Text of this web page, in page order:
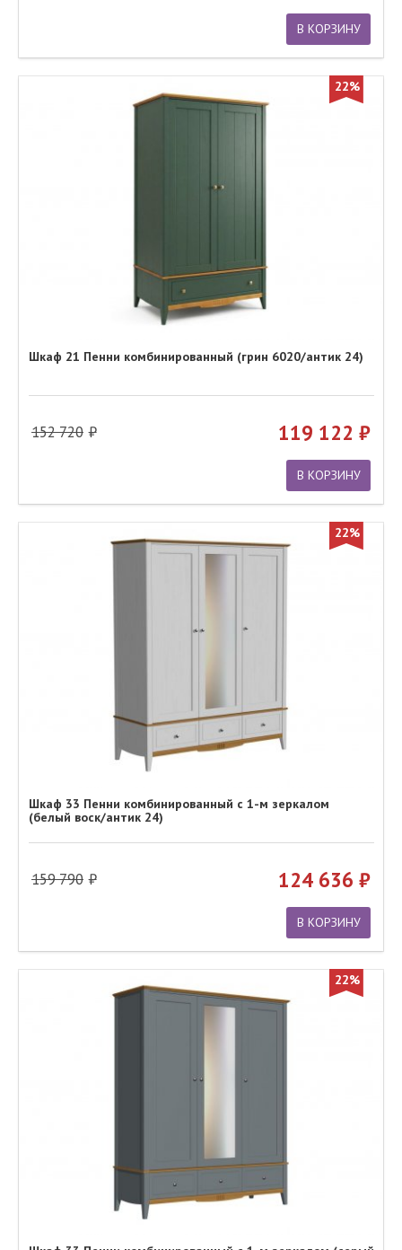
В КОРЗИНУ
22%
Шкаф 21 Пенни комбинированный (грин 6020/антик 24)
152 720 119 122
В КОРЗИНУ
22%
Шкаф 33 Пенни комбинированный с 1-м зеркалом
(белый воск/антик 24)
159 790 124 636
В КОРЗИНУ
22%